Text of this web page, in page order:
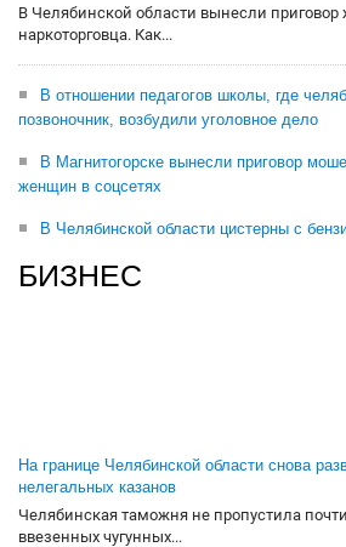
В Челябинской области вынесли
наркоторговца. Как...
В отношении педагогов школы, где
позвоночник, возбудили уголовное дело
В Магнитогорске вынесли приговор
женщин в соцсетях
В Челябинской области цистерны с
БИЗНЕС
На границе Челябинской области снова
нелегальных казанов
Челябинская таможня не пропустила
ввезенных чугунных...